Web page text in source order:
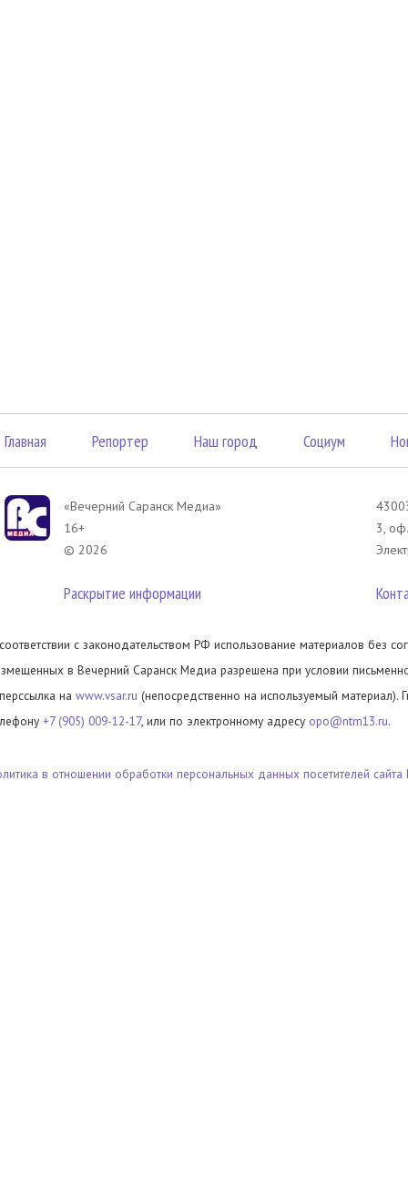
Главная Репортер Наш город Социум
«Вечерний Саранск Mедиа»
16+
© 2026
Раскрытие информации
3,
с законодательством РФ использование материалов без
в Вечерний Саранск Медиа разрешена при условии
на www.vsar.ru (непосредственно на используемый материал).
+7 (905) 009-12-17, или по электронному адресу opo@ntm13.ru.
в отношении обработки персональных данных посетителей